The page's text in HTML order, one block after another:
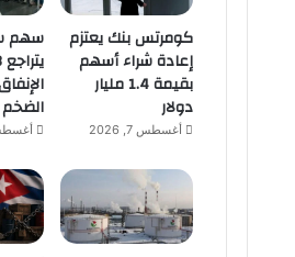
كومرتس بنك يعتزم
إعادة شراء أسهم
بقيمة 1.4 مليار
دولار
أغسطس 7, 2026
سهم
الضخم
أغسطس 7,